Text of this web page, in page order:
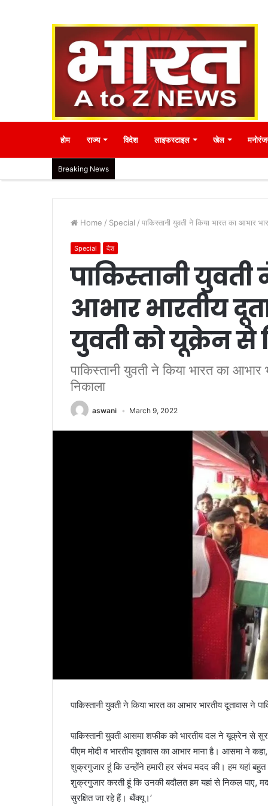
होम राज्य विदेश लाइफस्टाइल खेल
Breaking News
Home / Special / पाकिस्तानी युवती ने किया भारत का आभार
Special देश
पाकिस्तानी
आभार भारतीय
युवती को यूक्रेन से
पाकिस्तानी युवती ने किया भारत का
निकाला
aswani March 9, 2022
पाकिस्तानी युवती ने किया भारत का आभार भारतीय दूतावास ने
पाकिस्तानी युवती आसमा शफीक को भारतीय दल ने यूक्रेन से
पीएम मोदी व भारतीय दूतावास का आभार माना है। आसमा ने
शुक्रगुजार हूं कि उन्होंने हमारी हर संभव मदद की। हम यहां
शुक्रगुजार करती हूं कि उनकी बदौलत हम यहां से निकल पाए,
सुरक्षित जा रहे हैं। थैंक्यू।’